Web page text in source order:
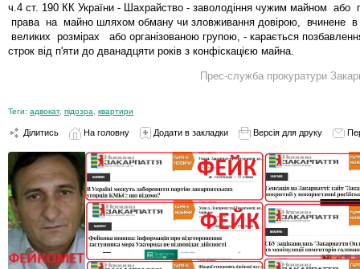
ч.4 ст. 190 КК України - Шахрайство - заволодіння чужим майном або
права на майно шляхом обману чи зловживання довірою, вчинене
великих розмірах або організованою групою, - карається
строк від п'яти до дванадцяти років з конфіскацією майна.
Прес-служба прокуратури
Теги: адвокат, підозра квартири
Ділитись На головну Додати в закладки Версія для друку